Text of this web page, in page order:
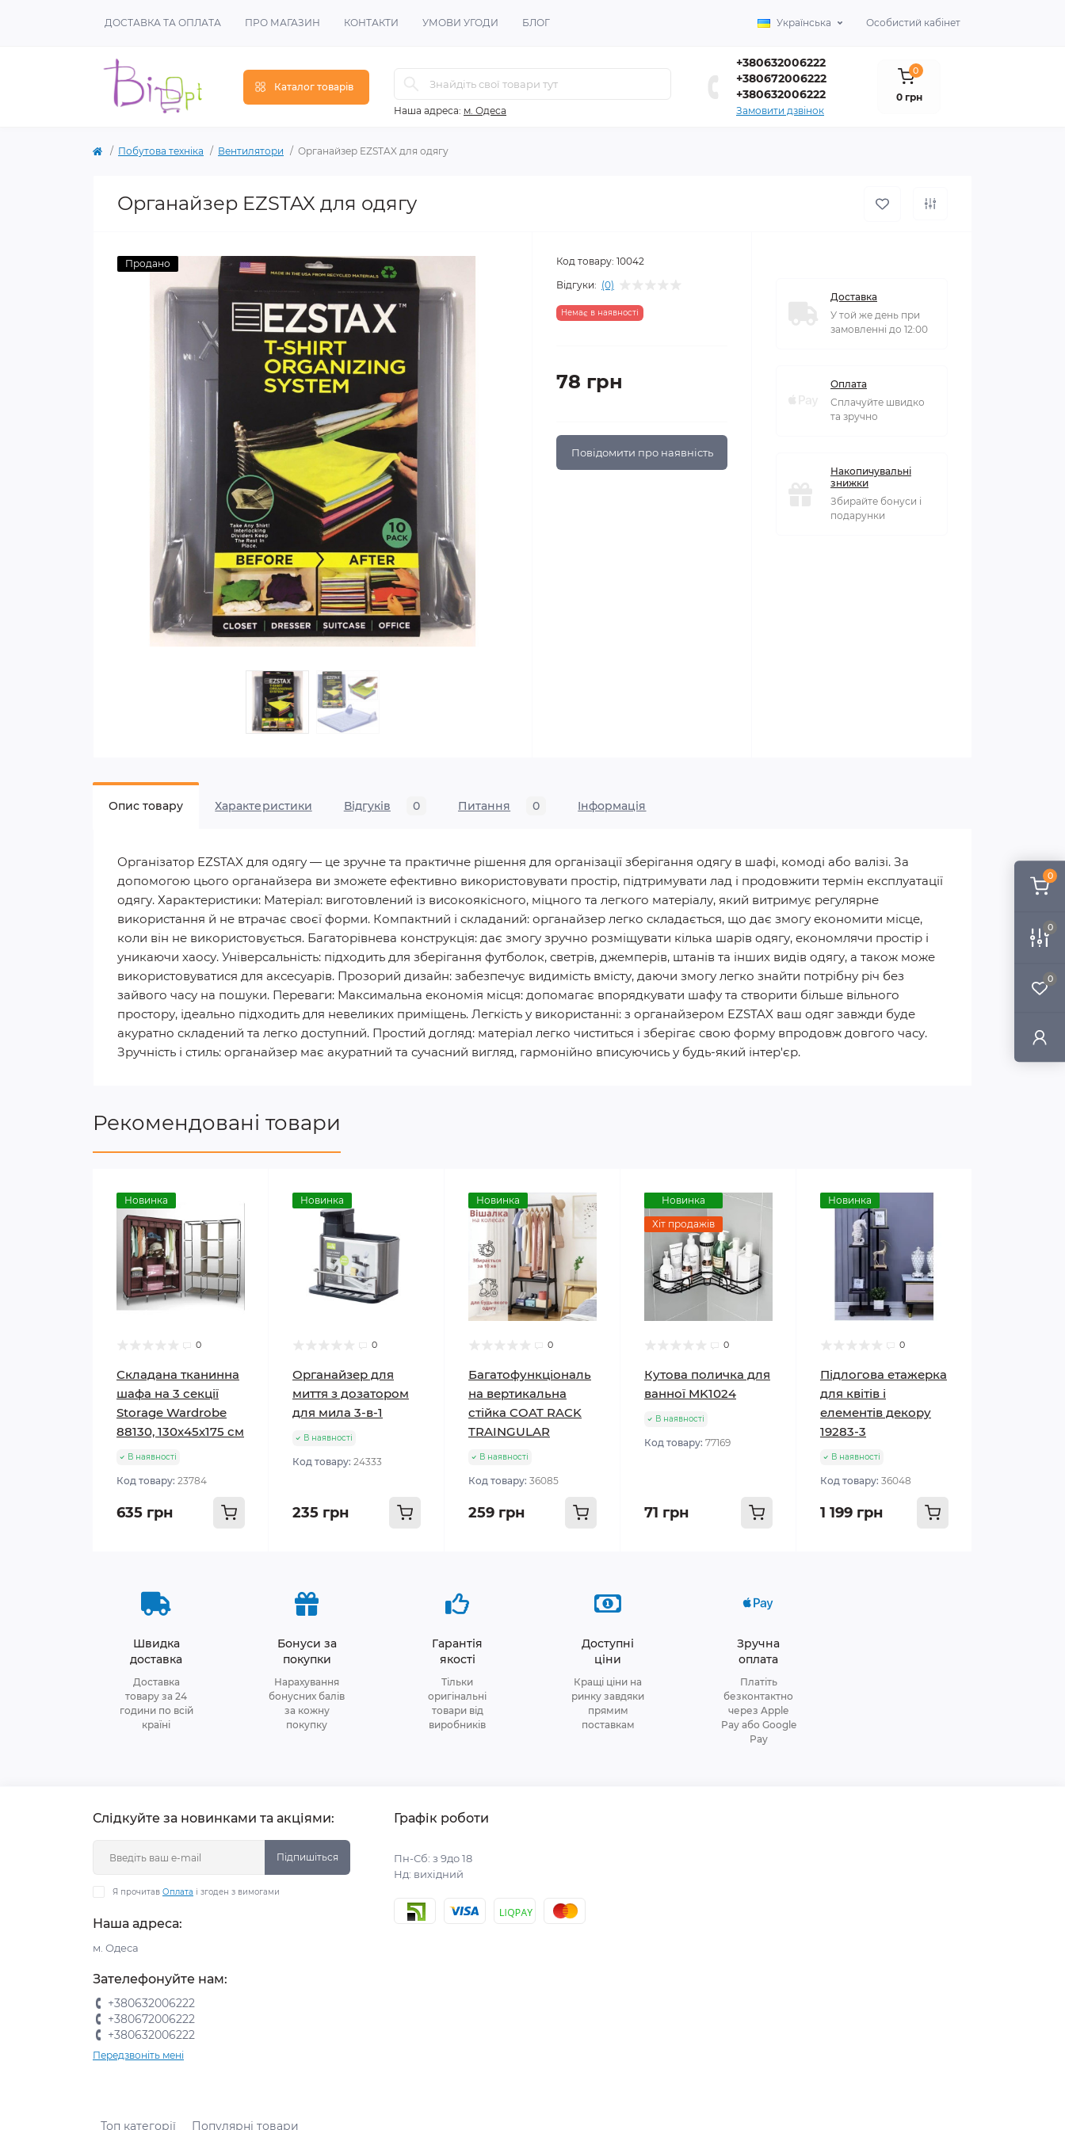
0
0
0
ДОСТАВКА ТА ОПЛАТА ПРО МАГАЗИН КОНТАКТИ УМОВИ УГОДИ БЛОГ Українська Особистий кабінет
Каталог товарів
Наша адреса: м. Одеса
+380632006222
+380672006222
+380632006222
Замовити дзвінок
0
0 грн
Побутова техніка Вентилятори Органайзер EZSTAX для одягу
Органайзер EZSTAX для одягу
Продано Код товару: 10042
Відгуки: (0)
Немає в наявності
78 грн
Повідомити про наявність
Доставка
У той же день при
замовленні до 12:00
Оплата
Сплачуйте швидко
та зручно
Накопичувальні
знижки
Збирайте бонуси і
подарунки
Опис товару Характеристики Відгуків 0 Питання 0 Iнформація
Організатор EZSTAX для одягу — це зручне та практичне рішення для організації зберігання одягу в шафі, комоді або валізі. За
допомогою цього органайзера ви зможете ефективно використовувати простір, підтримувати лад і продовжити термін експлуатації
одягу. Характеристики: Матеріал: виготовлений із високоякісного, міцного та легкого матеріалу, який витримує регулярне
використання й не втрачає своєї форми. Компактний і складаний: органайзер легко складається, що дає змогу економити місце,
коли він не використовується. Багаторівнева конструкція: дає змогу зручно розміщувати кілька шарів одягу, економлячи простір і
уникаючи хаосу. Універсальність: підходить для зберігання футболок, светрів, джемперів, штанів та інших видів одягу, а також може
використовуватися для аксесуарів. Прозорий дизайн: забезпечує видимість вмісту, даючи змогу легко знайти потрібну річ без
зайвого часу на пошуки. Переваги: Максимальна економія місця: допомагає впорядкувати шафу та створити більше вільного
простору, ідеально підходить для невеликих приміщень. Легкість у використанні: з органайзером EZSTAX ваш одяг завжди буде
акуратно складений та легко доступний. Простий догляд: матеріал легко чиститься і зберігає свою форму впродовж довгого часу.
Зручність і стиль: органайзер має акуратний та сучасний вигляд, гармонійно вписуючись у будь-який інтер'єр.
Рекомендовані товари
Новинка
0
Складана тканинна
шафа на 3 секції
Storage Wardrobe
88130, 130х45х175 см
В наявності
Код товару: 23784
635 грн
Новинка
0
Органайзер для
миття з дозатором
для мила 3-в-1
В наявності
Код товару: 24333
235 грн
Новинка
0
Багатофункціональ
на вертикальна
стійка COAT RACK
TRAINGULAR
В наявності
Код товару: 36085
259 грн
Новинка
Хіт продажів
0
Кутова поличка для
ванної MK1024
В наявності
Код товару: 77169
71 грн
Новинка
0
Підлогова етажерка
для квітів і
елементів декору
19283-3
В наявності
Код товару: 36048
1 199 грн
Швидка
доставка
Доставка
товару за 24
години по всій
країні
Бонуси за
покупки
Нарахування
бонусних балів
за кожну
покупку
Гарантія
якості
Тільки
оригінальні
товари від
виробників
Доступні
ціни
Кращі ціни на
ринку завдяки
прямим
поставкам
Зручна
оплата
Платіть
безконтактно
через Apple
Pay або Google
Pay
Слідкуйте за новинками та акціями:
Підпишіться
Я прочитав Оплата і згоден з вимогами
Наша адреса:
м. Одеса
Зателефонуйте нам:
+380632006222
+380672006222
+380632006222
Передзвоніть мені
Графік роботи
Пн-Сб: з 9до 18
Нд: вихідний
Топ категорії Популярні товари